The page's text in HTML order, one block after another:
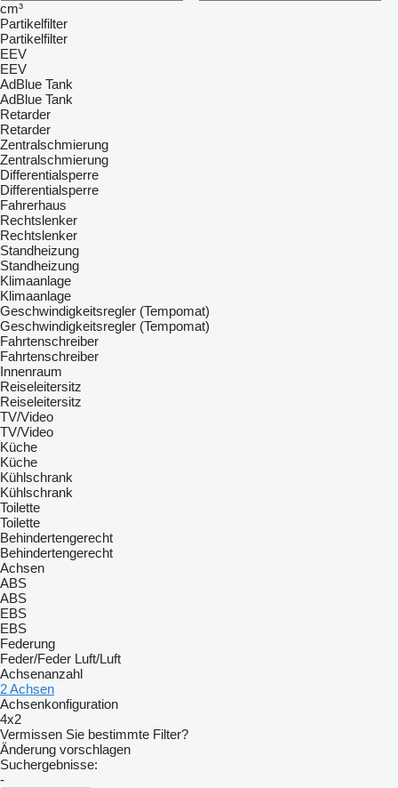
cm³
Partikelfilter
Partikelfilter
EEV
EEV
AdBlue Tank
AdBlue Tank
Retarder
Retarder
Zentralschmierung
Zentralschmierung
Differentialsperre
Differentialsperre
Fahrerhaus
Rechtslenker
Rechtslenker
Standheizung
Standheizung
Klimaanlage
Klimaanlage
Geschwindigkeitsregler (Tempomat)
Geschwindigkeitsregler (Tempomat)
Fahrtenschreiber
Fahrtenschreiber
Innenraum
Reiseleitersitz
Reiseleitersitz
TV/Video
TV/Video
Küche
Küche
Kühlschrank
Kühlschrank
Toilette
Toilette
Behindertengerecht
Behindertengerecht
Achsen
ABS
ABS
EBS
EBS
Federung
Feder/Feder Luft/Luft
Achsenanzahl
2 Achsen
Achsenkonfiguration
4x2
Vermissen Sie bestimmte Filter?
Änderung vorschlagen
Suchergebnisse:
-